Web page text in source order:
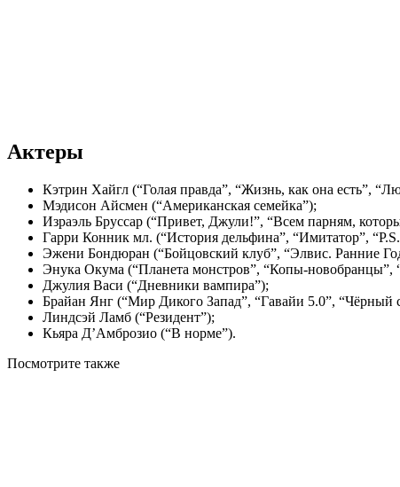
Актеры
Кэтрин Хайгл (“Голая правда”, “Жизнь, как она есть”,
Мэдисон Айсмен (“Американская семейка”);
Израэль Бруссар (“Привет, Джули!”, “Всем парням,
Гарри Конник мл. (“История дельфина”, “Имитатор”,
Эжени Бондюран (“Бойцовский клуб”, “Элвис. Ранние
Энука Окума (“Планета монстров”, “Копы-новобранцы”,
Джулия Васи (“Дневники вампира”);
Брайан Янг (“Мир Дикого Запад”, “Гавайи 5.0”, “Чёрный
Линдсэй Ламб (“Резидент”);
Кьяра Д’Амброзио (“В норме”).
Посмотрите также